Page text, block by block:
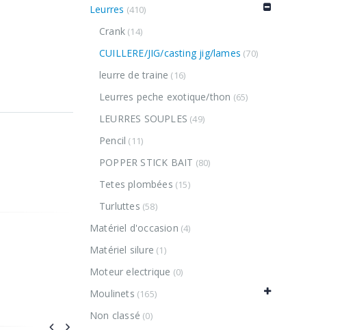
Leurres (410)
Crank (14)
CUILLERE/JIG/casting jig/lames (70)
leurre de traine (16)
Leurres peche exotique/thon (65)
LEURRES SOUPLES (49)
Pencil (11)
POPPER STICK BAIT (80)
Tetes plombées (15)
Turluttes (58)
Matériel d'occasion (4)
Matériel silure (1)
Moteur electrique (0)
Moulinets (165)
Non classé (0)